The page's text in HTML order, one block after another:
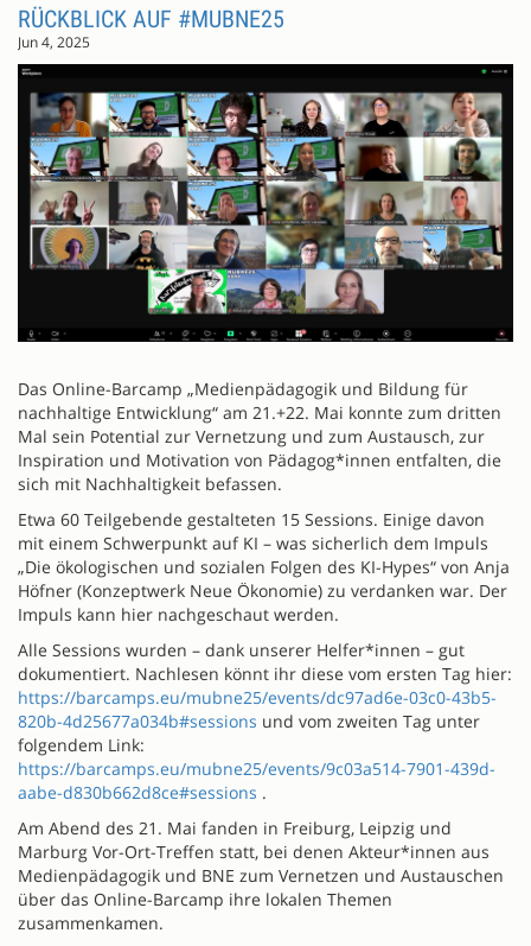
BLOG
ENTRIES
RÜCKBLICK AUF #MUBNE25
Jun 4, 2025
Das Online-Barcamp „Medienpädagogik und Bildung für
nachhaltige Entwicklung“ am 21.+22. Mai konnte zum dritten
Mal sein Potential zur Vernetzung und zum Austausch, zur
Inspiration und Motivation von Pädagog*innen entfalten, die
sich mit Nachhaltigkeit befassen.
Etwa 60 Teilgebende gestalteten 15 Sessions. Einige davon
mit einem Schwerpunkt auf KI – was sicherlich dem Impuls
„Die ökologischen und sozialen Folgen des KI-Hypes“ von Anja
Höfner (Konzeptwerk Neue Ökonomie) zu verdanken war. Der
Impuls kann hier nachgeschaut werden.
Alle Sessions wurden – dank unserer Helfer*innen – gut
dokumentiert. Nachlesen könnt ihr diese vom ersten Tag hier:
https://barcamps.eu/mubne25/events/dc97ad6e-03c0-43b5-
820b-4d25677a034b#sessions und vom zweiten Tag unter
folgendem Link:
https://barcamps.eu/mubne25/events/9c03a514-7901-439d-
aabe-d830b662d8ce#sessions .
Am Abend des 21. Mai fanden in Freiburg, Leipzig und
Marburg Vor-Ort-Treffen statt, bei denen Akteur*innen aus
Medienpädagogik und BNE zum Vernetzen und Austauschen
über das Online-Barcamp ihre lokalen Themen
zusammenkamen.